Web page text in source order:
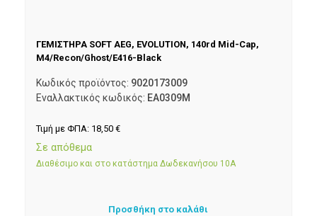
ΓΕΜΙΣΤΗΡΑ SOFT AEG, EVOLUTION, 140rd Mid-Cap,
M4/Recon/Ghost/E416-Black
Κωδικός προϊόντος: 9020173009
Εναλλακτικός κωδικός: EA0309M
Τιμή με ΦΠΑ: 18,50 €
Σε απόθεμα
Διαθέσιμο και στο κατάστημα Δωδεκανήσου 10Α
Προσθήκη στο καλάθι